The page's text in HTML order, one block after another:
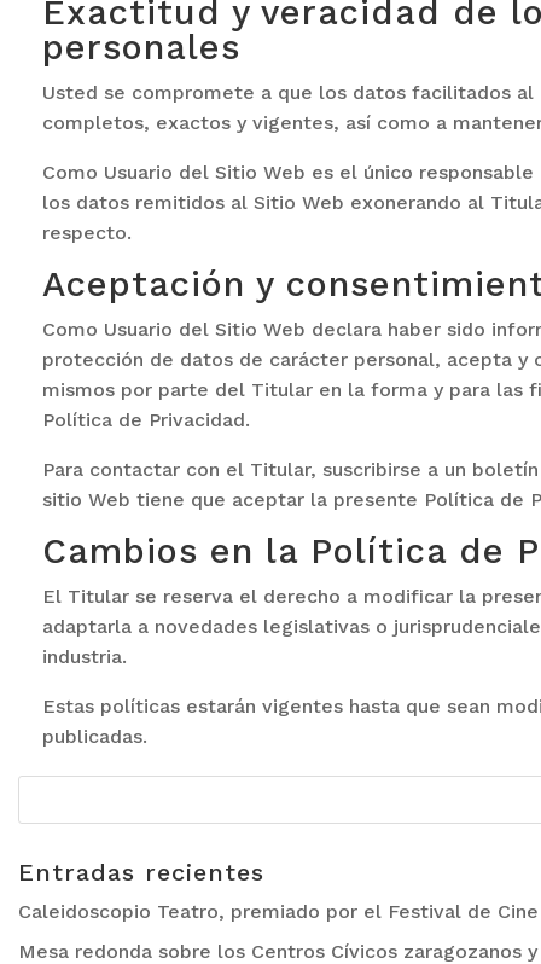
Exactitud y veracidad de
personales
Usted se compromete a que los datos facilitados
completos, exactos y vigentes, así como a
Como Usuario del Sitio Web es el único
los datos remitidos al Sitio Web exonerando al
respecto.
Aceptación y
Como Usuario del Sitio Web declara haber sido
protección de datos de carácter personal, acepta
mismos por parte del Titular en la forma y para las
Política de Privacidad.
Para contactar con el Titular, suscribirse a un
sitio Web tiene que aceptar la presente Política de
Cambios en la Política de
El Titular se reserva el derecho a modificar la
adaptarla a novedades legislativas o
industria.
Estas políticas estarán vigentes hasta que sean
publicadas.
Entradas recientes
Caleidoscopio Teatro, premiado por el Festival de
Mesa redonda sobre los Centros Cívicos zaragozanos